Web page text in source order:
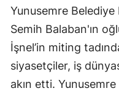
Yunusemre Belediye
Semih Balaban'ın
İşnel’in miting
siyasetçiler, iş
akın etti.